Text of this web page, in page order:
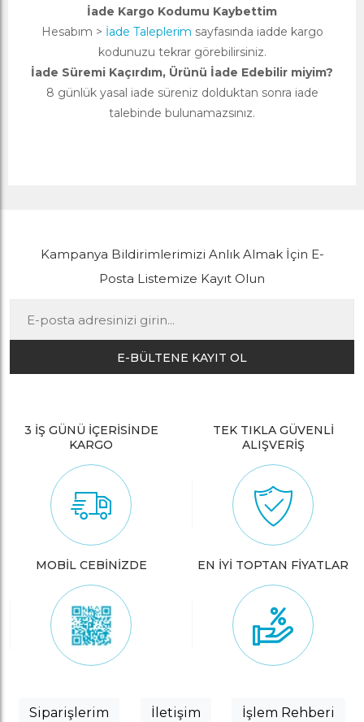
İade Kargo Kodumu Kaybettim
Hesabım > İade Taleplerim sayfasında iadde kargo
kodunuzu tekrar görebilirsiniz.
İade Süremi Kaçırdım, Ürünü İade Edebilir miyim?
8 günlük yasal iade süreniz dolduktan sonra iade
talebinde bulunamazsınız.
Kampanya Bildirimlerimizi Anlık Almak İçin E-
Posta Listemize Kayıt Olun
E-BÜLTENE KAYIT OL
3 İŞ GÜNÜ İÇERİSİNDE
KARGO
TEK TIKLA GÜVENLİ
ALIŞVERİŞ
MOBİL CEBİNİZDE EN İYİ TOPTAN FİYATLAR
Siparişlerim İletişim İşlem Rehberi